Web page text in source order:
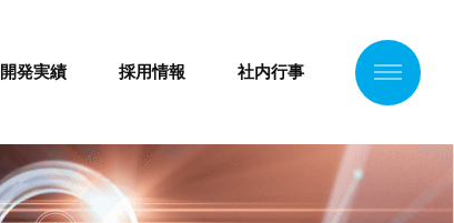
開発実績 採用情報 社内行事